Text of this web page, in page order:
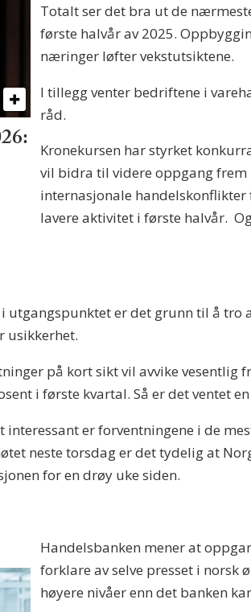
Totalt ser det bra ut de
første halvår av 2025.
næringer løfter vekstutsiktene.
I tillegg venter bedriftene i
råd.
Kronekursen har styrket
vil bidra til videre oppgang
internasjonale
lavere aktivitet i første halvår.
utgangspunktet er det grunn til å
usikkerhet.
på kort sikt vil avvike vesentlig
i første kvartal. Så er det ventet
interessant er forventningene i de
neste torsdag er det tydelig at
for en drøy uke siden.
Handelsbanken mener at
forklare av selve presset i norsk
høyere nivåer enn det banken